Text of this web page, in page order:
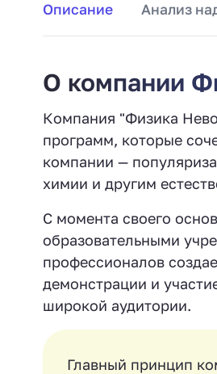
Описание Анализ
О компании
Компания "Физика
программ, которые
компании —
химии и другим
С момента своего
образовательными
профессионалов
демонстрации и
широкой аудитории.
Главный принцип